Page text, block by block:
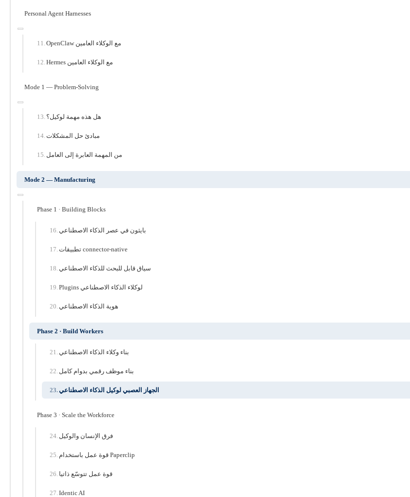
Personal Agent Harnesses
OpenClaw مع الوكلاء العامين
Hermes مع الوكلاء العامين
Mode 1 — Problem-Solving
هل هذه مهمة لوكيل؟
مبادئ حل المشكلات
من المهمة العابرة إلى العامل
Mode 2 — Manufacturing
Phase 1 · Building Blocks
بايثون في عصر الذكاء الاصطناعي
تطبيقات connector-native
سياق قابل للبحث للذكاء الاصطناعي
Plugins لوكلاء الذكاء الاصطناعي
هوية الذكاء الاصطناعي
Phase 2 · Build Workers
بناء وكلاء الذكاء الاصطناعي
بناء موظف رقمي بدوام كامل
الجهاز العصبي لوكيل الذكاء الاصطناعي
Phase 3 · Scale the Workforce
فرق الإنسان والوكيل
قوة عمل باستخدام Paperclip
قوة عمل تتوسّع ذاتيا
Identic AI